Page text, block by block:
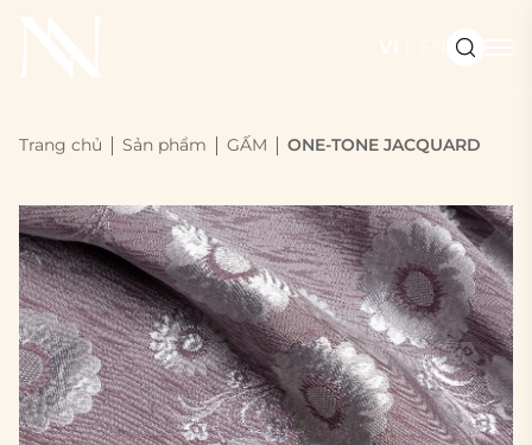
Trang chủ Sản phẩm GẤM ONE-TONE JACQUARD